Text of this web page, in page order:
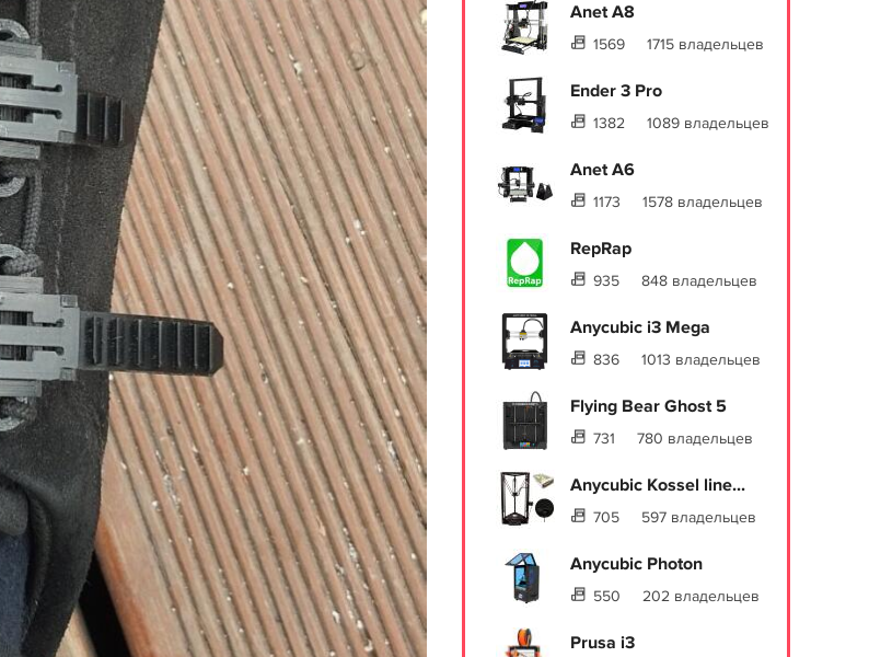
Anet A8
1569 1715 владельцев
Ender 3 Pro
1382 1089 владельцев
Anet A6
1173 1578 владельцев
RepRap
935 848 владельцев
Anycubic i3 Mega
836 1013 владельцев
Flying Bear Ghost 5
731 780 владельцев
Anycubic Kossel line...
705 597 владельцев
Anycubic Photon
550 202 владельцев
Prusa i3